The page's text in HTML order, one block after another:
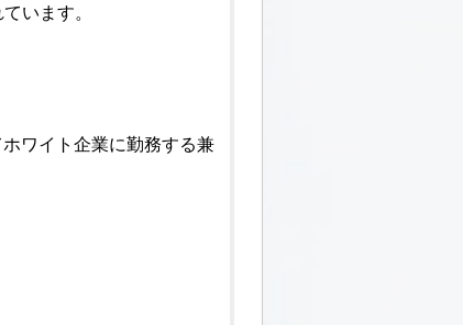
います。
ワイト企業に勤務する兼